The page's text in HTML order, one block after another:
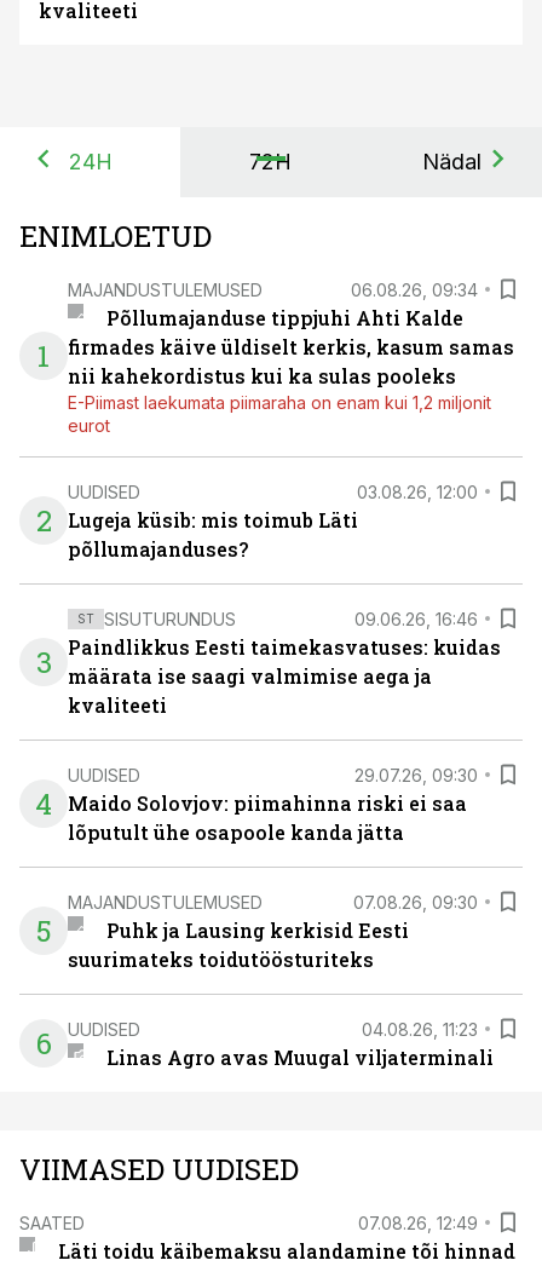
kvaliteeti
24H 72H Nädal
ENIMLOETUD
1
MAJANDUSTULEMUSED 06.08.26, 09:34
Põllumajanduse tippjuhi Ahti Kalde
firmades käive üldiselt kerkis, kasum samas
nii kahekordistus kui ka sulas pooleks
E-Piimast laekumata piimaraha on enam kui 1,2 miljonit
eurot
2
UUDISED 03.08.26, 12:00
Lugeja küsib: mis toimub Läti
põllumajanduses?
3
ST SISUTURUNDUS 09.06.26, 16:46
Paindlikkus Eesti taimekasvatuses: kuidas
määrata ise saagi valmimise aega ja
kvaliteeti
4
UUDISED 29.07.26, 09:30
Maido Solovjov: piimahinna riski ei saa
lõputult ühe osapoole kanda jätta
5
MAJANDUSTULEMUSED 07.08.26, 09:30
Puhk ja Lausing kerkisid Eesti
suurimateks toidutöösturiteks
6 UUDISED 04.08.26, 11:23
Linas Agro avas Muugal viljaterminali
VIIMASED UUDISED
SAATED 07.08.26, 12:49
Läti toidu käibemaksu alandamine tõi hinnad